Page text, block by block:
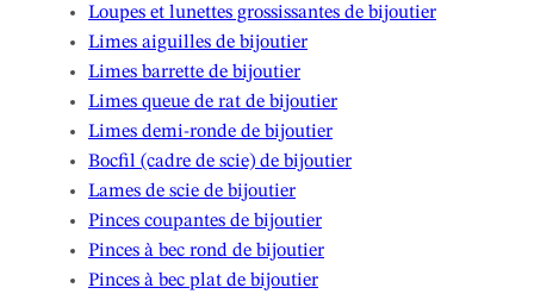
Loupes et lunettes grossissantes de bijoutier
Limes aiguilles de bijoutier
Limes barrette de bijoutier
Limes queue de rat de bijoutier
Limes demi-ronde de bijoutier
Bocfil (cadre de scie) de bijoutier
Lames de scie de bijoutier
Pinces coupantes de bijoutier
Pinces à bec rond de bijoutier
Pinces à bec plat de bijoutier